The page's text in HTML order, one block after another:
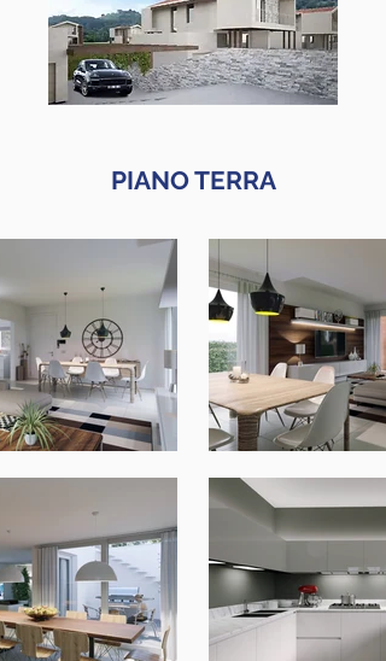
PIANO TERRA